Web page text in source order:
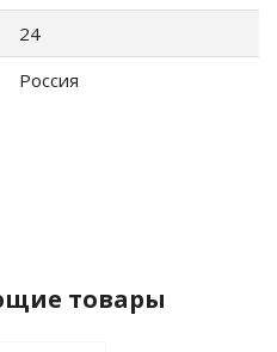
24
Россия
товары